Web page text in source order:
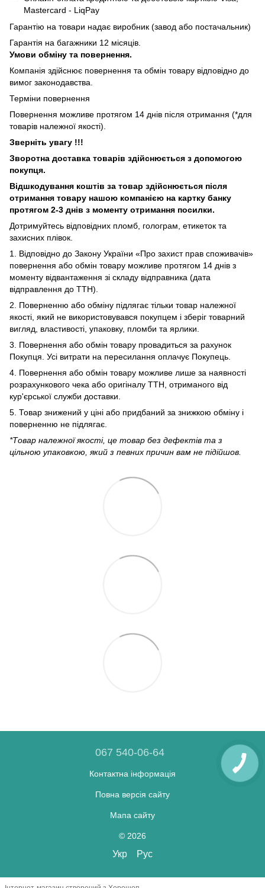
Mastercard - LiqPay
Гарантію на товари надає виробник (завод або постачальник)
Гарантія на багажники 12 місяців.
Умови обміну та повернення.
Компанія здійснює повернення та обмін товару відповідно до
вимог законодавства.
Терміни повернення
Повернення можливе протягом 14 днів після отримання (*для
товарів належної якості).
Зверніть увагу !!!
Зворотна доставка товарів здійснюється з допомогою
покупця.
Відшкодування коштів за товар здійснюється після
отримання товару нашою компанією на картку банку
протягом 2-3 днів з моменту отримання посилки.
Дотримуйтесь відповідних пломб, голограм, етикеток та
захисних плівок.
1. Відповідно до Закону України «Про захист прав споживачів»
повернення або обмін товару можливе протягом 14 днів з
моменту відвантаження зі складу відправника (дата
відправлення до ТТН).
2. Поверненню або обміну підлягає тільки товар належної
якості, який не використовувався покупцем і зберіг товарний
вигляд, властивості, упаковку, пломби та ярлики.
3. Повернення або обмін товару провадиться за рахунок
Покупця. Усі витрати на пересилання оплачує Покупець.
4. Повернення або обмін товару можливе лише за наявності
розрахункового чека або оригіналу ТТН, отриманого від
кур'єрської служби доставки.
5. Товар знижений у ціні або придбаний за знижкою обміну і
поверненню не підлягає.
*Товар належної якості, це товар без дефектів та з
цільною упаковкою, який з певних причин вам не підійшов.
067 540-06-64
Контактна інформація
Повна версія сайту
Мапа сайту
© 2026
Укр Рус